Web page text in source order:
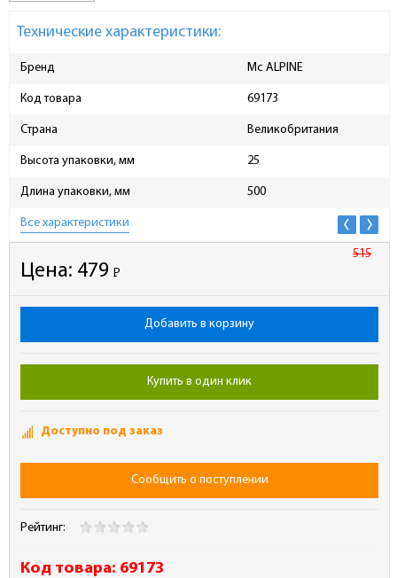
Технические характеристики:
Бренд Mc ALPINE
Код товара 69173
Страна Великобритания
Высота упаковки, мм 25
Длина упаковки, мм 500
Все характеристики
Цена:
515
479 Р
-
Добавить в корзину
Купить в один клик
Доступно под заказ
Сообщить о поступлении
Рейтинг:
Код товара: 69173